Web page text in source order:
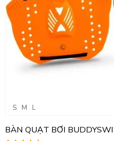
S M L
BÀN QUẠT BƠI